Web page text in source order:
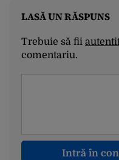
LASĂ UN RĂSPUNS
Trebuie să fii
comentariu.
Intră în